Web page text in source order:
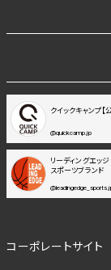
クイックキャンプ【
@quickcamp.jp
リーディングエッジ
スポーツブランド
コーポレートサイト